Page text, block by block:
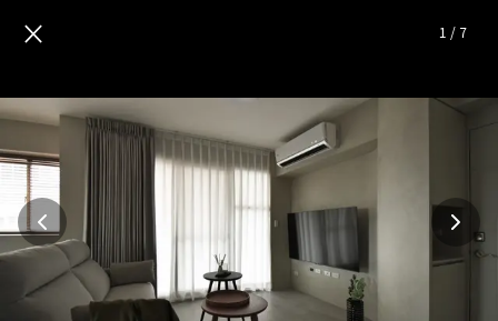
沉靜．沉境|現代風|17坪 — 完
× 1 / 7